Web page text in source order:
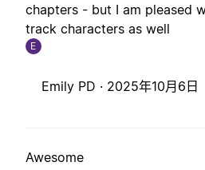
chapters - but I am pleased
track characters as well
E
Emily PD · 2025年10月6日
Awesome